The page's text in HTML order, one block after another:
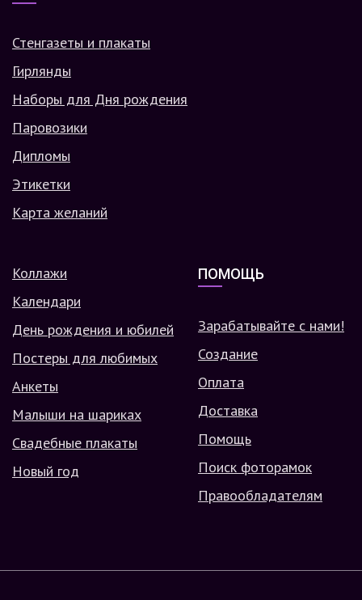
Стенгазеты и плакаты
Гирлянды
Наборы для Дня рождения
Паровозики
Дипломы
Этикетки
Карта желаний
Коллажи
Календари
День рождения и юбилей
Постеры для любимых
Анкеты
Малыши на шариках
Свадебные плакаты
Новый год
ПОМОЩЬ
Зарабатывайте с нами!
Создание
Оплата
Доставка
Помощь
Поиск фоторамок
Правообладателям